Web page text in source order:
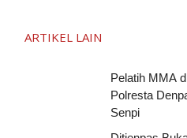
ARTIKEL LAIN
Pelatih MMA
Polresta
Senpi